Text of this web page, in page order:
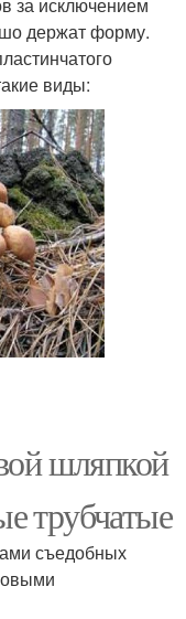
гриб
с пластинками
держат форму.
виды:
шляпкой
трубчатые
съедобных